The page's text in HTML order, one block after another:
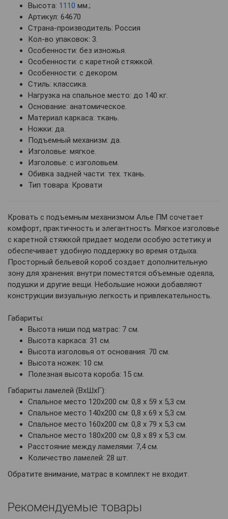
Высота: 1110 мм.;
Артикул: 64670
Страна-производитель: Россия
Кол-во упаковок: 3.
Особенности: без изножья.
Особенности: с каретной стяжкой.
Особенности: с декором.
Стиль: классика.
Нагрузка на спальное место: до 140 кг.
Основание: анатомическое.
Материал каркаса: ткань.
Ножки: да.
Подъемный механизм: да.
Изголовье: мягкое.
Изголовье: с изголовьем.
Обивка задней части: тех. ткань.
Тип товара: Кровати
Кровать с подъемным механизмом Алье ПМ сочетает
комфорт, практичность и элегантность. Мягкое изголовье
с каретной стяжкой придает модели особую эстетику и
обеспечивает удобную поддержку во время отдыха.
Просторный бельевой короб создает дополнительную
зону для хранения: внутри поместятся объемные одеяла,
подушки и другие вещи. Небольшие ножки добавляют
конструкции визуальную легкость и привлекательность.
Габариты:
Высота ниши под матрас: 7 см.
Высота каркаса: 31 см.
Высота изголовья от основания: 70 см.
Высота ножек: 10 см.
Полезная высота короба: 15 см.
Габариты ламелей (ВхШхГ):
Спальное место 120х200 см: 0,8 х 59 х 5,3 см.
Спальное место 140х200 см: 0,8 х 69 х 5,3 см.
Спальное место 160х200 см: 0,8 х 79 х 5,3 см.
Спальное место 180х200 см: 0,8 х 89 х 5,3 см.
Расстояние между ламелями: 7,4 см.
Количество ламелей: 28 шт.
Обратите внимание, матрас в комплект не входит.
Рекомендуемые товары